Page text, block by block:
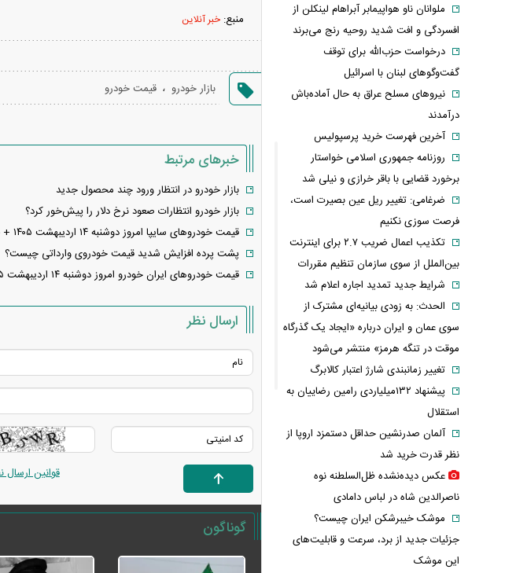
منبع: خبر آنلاین
بازار خودرو ، قیمت خودرو
خبرهای مرتبط
بازار خودرو در انتظار ورود چند محصول جدید
بازار خودرو انتظارات صعود نرخ دلار را پیش‌خور کرد؟
قیمت خودرو‌های سایپا امروز دوشنبه ۱۴ اردیبهشت ۱۴۰۵ + جدول
پشت پرده افزایش شدید قیمت خودروی وارداتی چیست؟
قیمت خودرو‌های ایران خودرو امروز دوشنبه ۱۴ اردیبهشت ۱۴۰۵ + جدول
ارسال نظر
قوانین ارسال
گوناگون
ملوانان ناو هواپیمابر آبراهام لینکلن از
افسردگی و افت شدید روحیه رنج می‌برند
درخواست حزب‌الله برای توقف
گفت‌وگوهای لبنان با اسرائیل
نیروهای مسلح عراق به حال آماده‌باش
درآمدند
آخرین فهرست خرید پرسپولیس
روزنامه جمهوری اسلامی خواستار
برخورد قضایی با باقر خرازی و نیلی شد
ضرغامی: تغییر ریل عین بصیرت است،
فرصت سوزی نکنیم
تکذیب اعمال ضریب ۲.۷ برای اینترنت
بین‌الملل از سوی سازمان تنظیم مقررات
شرایط جدید تمدید اجاره اعلام شد
الحدث: به زودی بیانیه‌ای مشترک از
سوی عمان و ایران درباره «ایجاد یک گذرگاه
موقت در تنگه هرمز» منتشر می‌شود
تغییر زمانبندی‌ شارژ اعتبار کالابرگ
پیشنهاد ۱۳۲میلیاردی رامین رضاییان به
استقلال
آلمان صدرنشین حداقل دستمزد اروپا از
نظر قدرت خرید شد
عکس دیده‌نشده ظل‌السلطنه نوه
ناصرالدین شاه در لباس دامادی
موشک خیبرشکن ایران چیست؟
جزئیات جدید از برد، سرعت و قابلیت‌های
این موشک